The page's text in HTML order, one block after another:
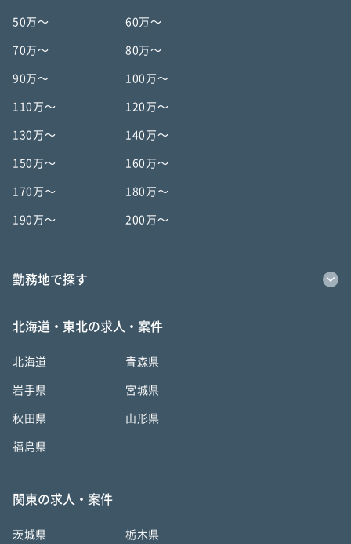
50万〜 60万〜
70万〜 80万〜
90万〜 100万〜
110万〜 120万〜
130万〜 140万〜
150万〜 160万〜
170万〜 180万〜
190万〜 200万〜
勤務地で探す
北海道・東北の求人・案件
北海道 青森県
岩手県 宮城県
秋田県 山形県
福島県
関東の求人・案件
茨城県 栃木県